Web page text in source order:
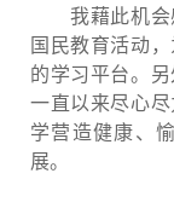
我藉此机会
国民教育活动
的学习平台。
一直以来尽心
学营造健康、
展。